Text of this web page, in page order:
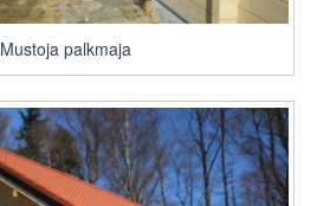
Mustoja palkmaja